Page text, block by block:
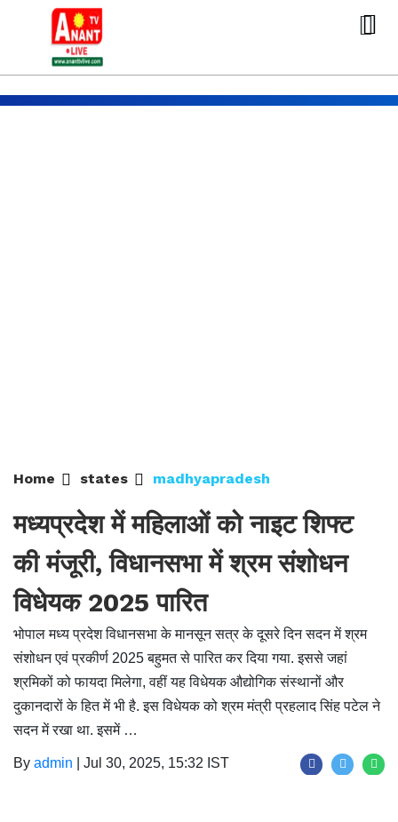
Home states madhyapradesh
मध्यप्रदेश में महिलाओं को नाइट शिफ्ट
की मंजूरी, विधानसभा में श्रम संशोधन
विधेयक 2025 पारित
भोपाल मध्य प्रदेश विधानसभा के मानसून सत्र के दूसरे दिन सदन में श्रम
संशोधन एवं प्रकीर्ण 2025 बहुमत से पारित कर दिया गया. इससे जहां
श्रमिकों को फायदा मिलेगा, वहीं यह विधेयक औद्योगिक संस्थानों और
दुकानदारों के हित में भी है. इस विधेयक को श्रम मंत्री प्रहलाद सिंह पटेल ने
सदन में रखा था. इसमें …
By admin Jul 30, 2025, 15:32 IST